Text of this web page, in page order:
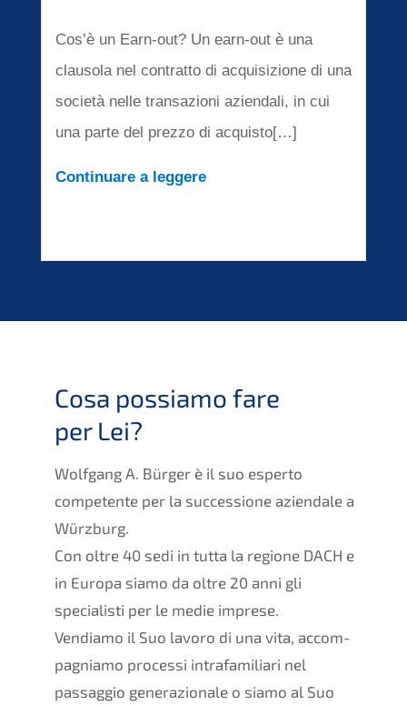
Cos’è un Earn-out? Un earn-out è una
clauso­la nel contrat­to di acqui­si­zio­ne di una
socie­tà nelle transa­zio­ni aziend­a­li, in cui
una parte del prezzo di acquisto[…]
Conti­nu­are a legge­re
Cosa possia­mo fare
per Lei?
Wolfgang A. Bürger è il suo esper­to
compe­ten­te per la succes­sio­ne aziend­a­le a
Würzburg.
Con oltre 40 sedi in tutta la regio­ne DACH e
in Europa siamo da oltre 20 anni gli
specia­lis­ti per le medie impre­se.
Vendia­mo il Suo lavoro di una vita, accom­
pa­gnia­mo proces­si intra­fa­mi­lia­ri nel
passag­gio genera­zio­na­le o siamo al Suo